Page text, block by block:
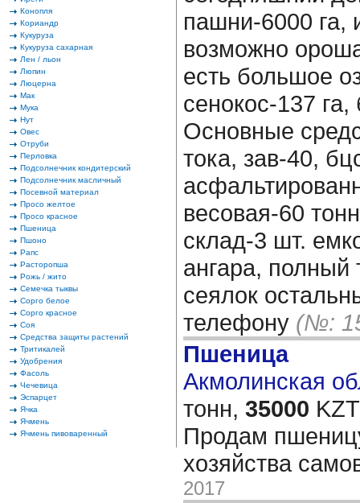
Конопля
Кориандр
Кукуруза
Кукуруза сахарная
Лен / льон
Люпин
Люцерна
Мак
Мука
Нут
Овес
Отруби
Перловка
Подсолнечник кондитерский
Подсолнечник масличный
Посевной материал
Просо желтое
Просо красное
Пшеница
Пшоно
Рапс
Расторопша
Рожь / жито
Семечка тыквы
Сорго белое
Сорго красное
Соя
Средства защиты растений
Тритикалей
Удобрения
Фасоль
Чечевица
Эспарцет
Ячка
Ячмень
Ячмень пивоваренный
пашни-6000 га,
возможно
есть большое
сенокос-137
Основные
тока, зав-40,
весовая-60
склад-3 шт.
ангара, полный
сеялок
телефону (№:
Пшеница
Акмолинская
тонн, 35000
Продам
хозяйства
2017